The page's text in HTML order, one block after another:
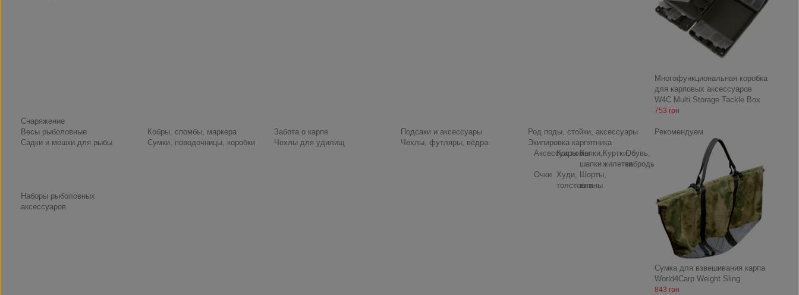
Многофункциональная коробка
для карповых аксессуаров
W4C Multi Storage Tackle Box
753 грн
Снаряжение
Весы рыболовные
Кобры, спомбы, маркера Забота о карпе Подсаки и аксессуары
Род поды, стойки, аксессуары
Садки и мешки для рыбы
Сумки, поводочницы, коробки Чехлы для удилищ Чехлы, футляры, вёдра
Экипировка карпятника
Аксессуары
КостюмыКепки,
шапки
Куртки,
жилетки
Обувь,
заброды
Очки
Худи,
толстовки
Шорты,
штаны
Наборы рыболовных
аксессуаров
Рекомендуем
Сумка для взвешивания карпа
World4Carp Weight Sling
843 грн